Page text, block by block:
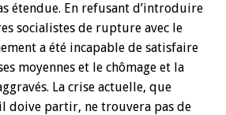
étendue. En refusant d’introduire
socialistes de rupture avec le
a été incapable de satisfaire
moyennes et le chômage et la
La crise actuelle, que
doive partir, ne trouvera pas de